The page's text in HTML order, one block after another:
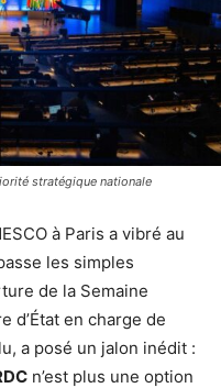
stratégique nationale
à Paris a vibré au
les simples
de la Semaine
d’État en charge de
a posé un jalon inédit :
n’est plus une option